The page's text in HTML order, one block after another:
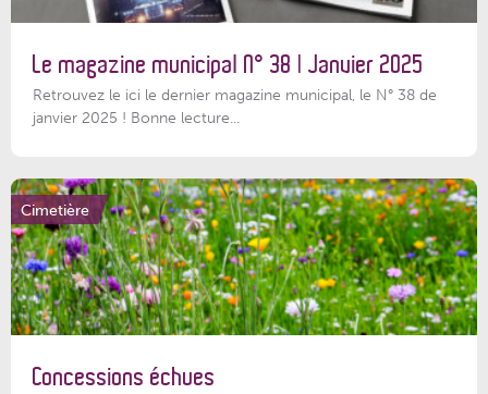
Le magazine municipal N° 38 | Janvier 2025
Retrouvez le ici le dernier magazine municipal, le N° 38 de
janvier 2025 ! Bonne lecture...
Cimetière
Concessions échues